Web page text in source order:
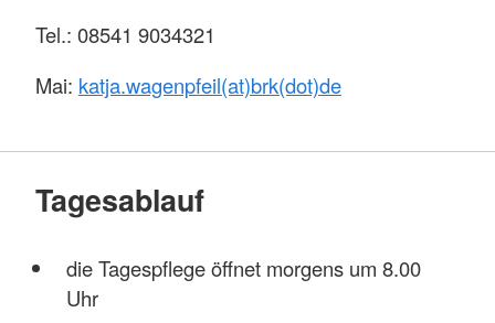
Tel.: 08541 9034321
Mai: katja.wagenpfeil(at)brk(dot)de
Tagesablauf
die Tagespflege öffnet morgens um 8.00
Uhr